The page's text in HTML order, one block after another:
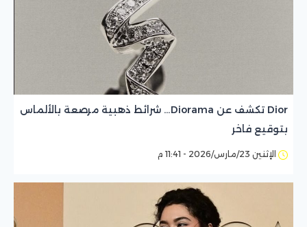
Dior تكشف عن Diorama… شرائط ذهبية مرصعة بالألماس
بتوقيع فاخر
الإثنين 23/مارس/2026 - 11:41 م